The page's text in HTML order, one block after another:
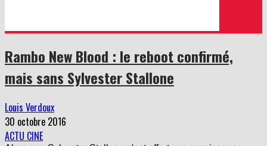
Rambo New Blood : le reboot confirmé,
mais sans Sylvester Stallone
Louis Verdoux
30 octobre 2016
ACTU CINE